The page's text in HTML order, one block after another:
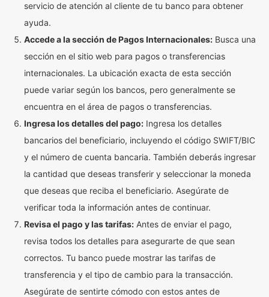
servicio de atención al cliente de tu banco para obtener
ayuda.
Accede a la sección de Pagos Internacionales: Busca una
sección en el sitio web para pagos o transferencias
internacionales. La ubicación exacta de esta sección
puede variar según los bancos, pero generalmente se
encuentra en el área de pagos o transferencias.
Ingresa los detalles del pago: Ingresa los detalles
bancarios del beneficiario, incluyendo el código SWIFT/BIC
y el número de cuenta bancaria. También deberás ingresar
la cantidad que deseas transferir y seleccionar la moneda
que deseas que reciba el beneficiario. Asegúrate de
verificar toda la información antes de continuar.
Revisa el pago y las tarifas: Antes de enviar el pago,
revisa todos los detalles para asegurarte de que sean
correctos. Tu banco puede mostrar las tarifas de
transferencia y el tipo de cambio para la transacción.
Asegúrate de sentirte cómodo con estos antes de